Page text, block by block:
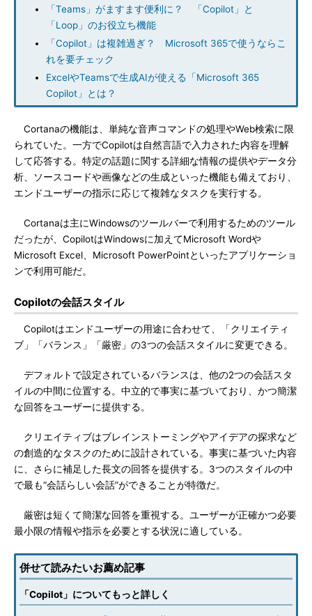
「Teams」がますます便利に？ 「Copilot」と
「Loop」のお役立ち機能
「Copilot」は複雑過ぎ？ Microsoft 365で使うならこ
れを要チェック
ExcelやTeamsで生成AIが使える「Microsoft 365
Copilot」とは？
Cortanaの機能は、単純な音声コマンドの処理やWeb検索に限
られていた。一方でCopilotは自然言語で入力された内容を理解
して応答する。特定の話題に関する詳細な情報の提供やデータ分
析、ソースコードや画像などの生成といった機能も備えており、
エンドユーザーの指示に応じて複雑なタスクを実行する。
Cortanaは主にWindowsのツールバーで利用するためのツール
だったが、CopilotはWindowsに加えてMicrosoft Wordや
Microsoft Excel、Microsoft PowerPointといったアプリケーショ
ンで利用可能だ。
Copilotの会話スタイル
Copilotはエンドユーザーの用途に合わせて、「クリエイティ
ブ」「バランス」「厳密」の3つの会話スタイルに変更できる。
デフォルトで設定されているバランスは、他の2つの会話スタ
イルの中間に位置する。中立的で事実に基づいており、かつ簡潔
な回答をユーザーに提供する。
クリエイティブはブレインストーミングやアイデアの探求など
の創造的なタスクのために設計されている。事実に基づいた内容
に、さらに補足した長文の回答を提供する。3つのスタイルの中
で最も“会話らしい会話”ができることが特徴だ。
厳密は短くて簡潔な回答を重視する。ユーザーが正確かつ必要
最小限の情報や指示を必要とする状況に適している。
併せて読みたいお薦め記事
「Copilot」についてもっと詳しく